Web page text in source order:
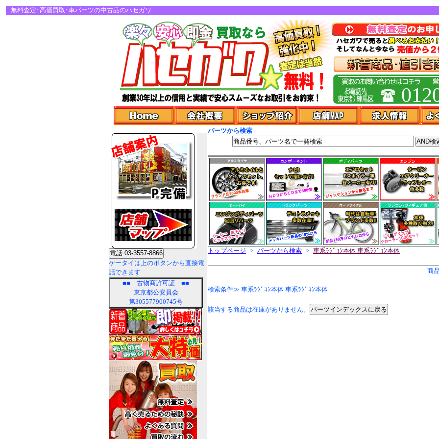
無料査定･高価買取･車パーツの中古品のハセガワ
ケータイは上のボタンから直接電
話できます
■■ 古物商許可証 ■■
東京都公安員会
第305577900745号
パーツから検索
トップページ > パーツから検索 > 車系ﾗｼﾞｺﾝ本体 車系ﾗｼﾞｺﾝ本体
商
検索条件≫ 車系ﾗｼﾞｺﾝ本体 車系ﾗｼﾞｺﾝ本体
該当する商品は在庫がありません。 パーツインデックスに戻る